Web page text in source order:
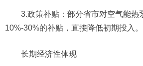
3.政策补贴：部分省市对空气能热
10%-30%的补贴，直接降低初期投入。
长期经济性体现